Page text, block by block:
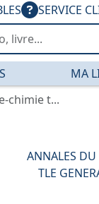
SERVICE
MA
chimie t...
ANNALES
TLE